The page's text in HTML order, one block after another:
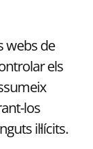
webs de
els
los
il·lícits.